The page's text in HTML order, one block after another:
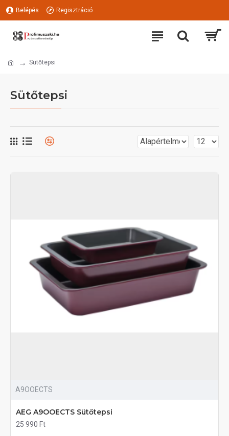
Belépés Regisztráció
Sütőtepsi
Sütőtepsi
A9OOECTS
AEG A9OOECTS Sütőtepsi
25 990 Ft